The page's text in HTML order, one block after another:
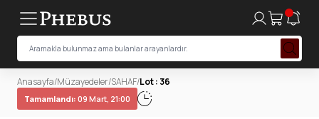
Anasayfa/Müzayedeler/SAHAF/Lot : 36
Tamamlandı: 09 Mart, 21:00